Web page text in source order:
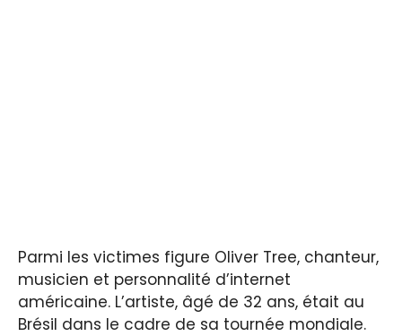
Parmi les victimes figure Oliver Tree, chanteur,
musicien et personnalité d’internet
américaine. L’artiste, âgé de 32 ans, était au
Brésil dans le cadre de sa tournée mondiale.